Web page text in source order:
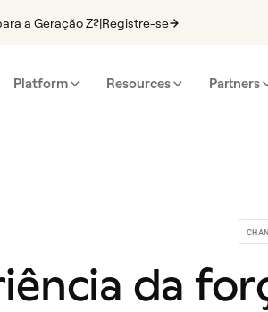
a Geração Z?|Registre-se
Platform Resources Partners
da